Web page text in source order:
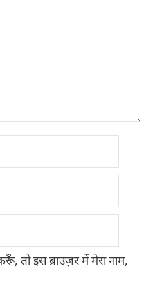
तो इस ब्राउज़र में मेरा नाम,